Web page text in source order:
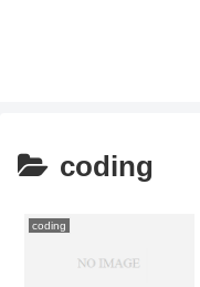
coding
coding